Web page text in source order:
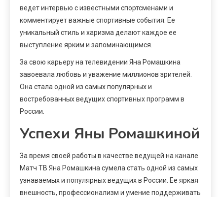
ведет интервью с известными спортсменами и
комментирует важные спортивные события. Ее
уникальный стиль и харизма делают каждое ее
выступление ярким и запоминающимся.
За свою карьеру на телевидении Яна Ромашкина
завоевала любовь и уважение миллионов зрителей.
Она стала одной из самых популярных и
востребованных ведущих спортивных программ в
России.
Успехи Яны Ромашкиной
За время своей работы в качестве ведущей на канале
Матч ТВ Яна Ромашкина сумела стать одной из самых
узнаваемых и популярных ведущих в России. Ее яркая
внешность, профессионализм и умение поддерживать